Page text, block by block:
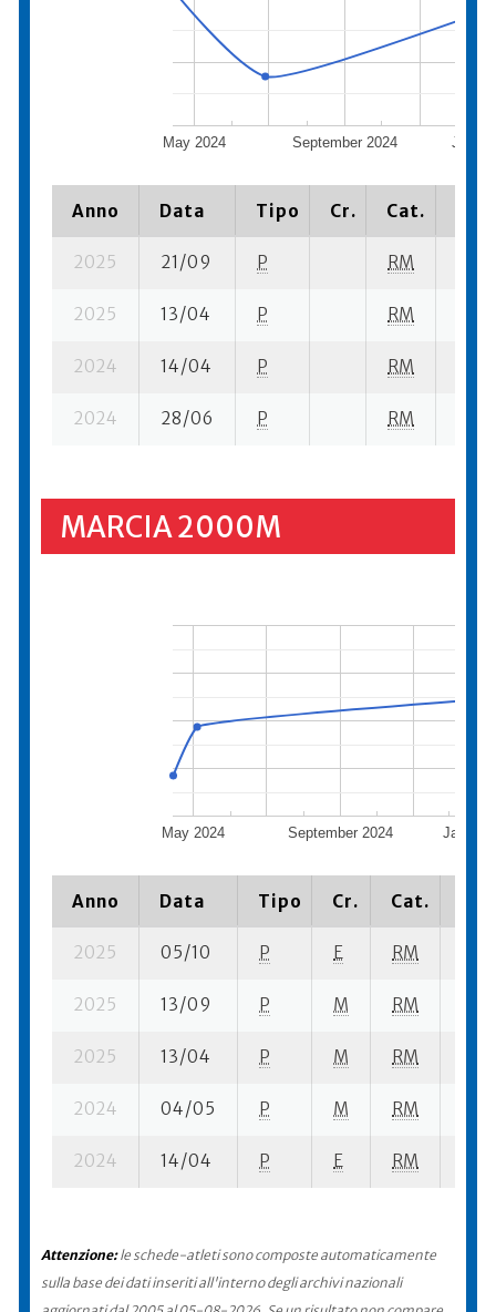
May 2024 September 2024
Anno Data Tipo Cr. Cat.
2025 21/09 P RM
2025 13/04 P RM
2024 14/04 P RM
2024 28/06 P RM
MARCIA 2000M
May 2024 September 2024
Anno Data Tipo Cr. Cat.
2025 05/10 P E RM
2025 13/09 P M RM
2025 13/04 P M RM
2024 04/05 P M RM
2024 14/04 P E RM
Attenzione:le schede-atleti sono composte automaticamente
sulla base dei dati inseriti all'interno degli archivi nazionali